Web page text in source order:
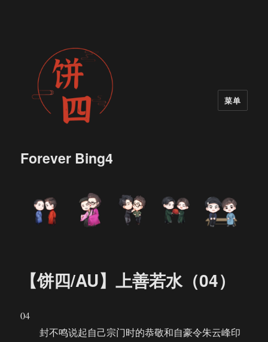
Forever Bing4
菜单
【饼四/AU】上善若水（04）
04
封不鸣说起自己宗门时的恭敬和自豪令朱云峰印